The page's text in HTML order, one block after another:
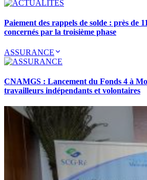
Paiement des rappels de solde : près de
concernés par la troisième phase
ASSURANCE
CNAMGS : Lancement du Fonds 4 à
travailleurs indépendants et volontaires